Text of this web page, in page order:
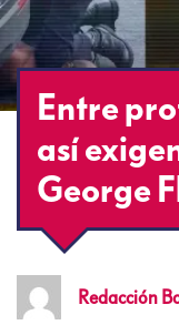
Entre
así
George
Redacción